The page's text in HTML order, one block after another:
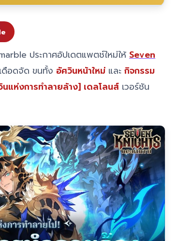
ประกาศอัปเดตแพตช์ใหม่ให้ Seven
ดือดจัด ขนทั้ง อัศวินหน้าใหม่ และ กิจกรรม
แห่งการทำลายล้าง] เดลโลนส์ เวอร์ชัน